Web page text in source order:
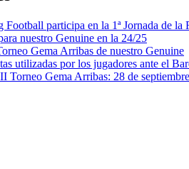
participa en la 1ª Jornada de
nuestro Genuine en la 24/25
Gema Arribas de nuestro Genuine
utilizadas por los jugadores ante el
Torneo Gema Arribas: 28 de septiembre